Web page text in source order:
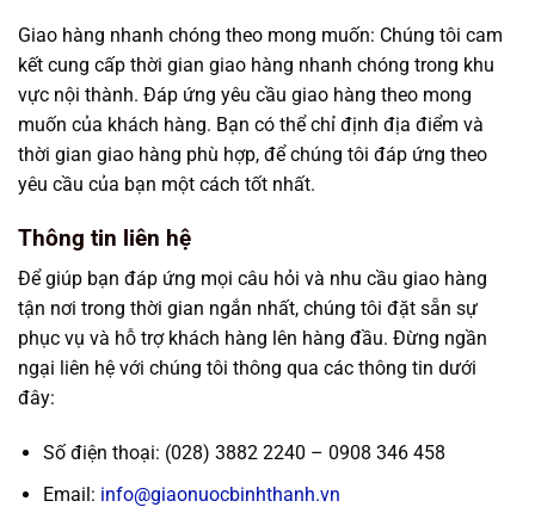
Giao hàng nhanh chóng theo mong muốn: Chúng tôi cam
kết cung cấp thời gian giao hàng nhanh chóng trong khu
vực nội thành. Đáp ứng yêu cầu giao hàng theo mong
muốn của khách hàng. Bạn có thể chỉ định địa điểm và
thời gian giao hàng phù hợp, để chúng tôi đáp ứng theo
yêu cầu của bạn một cách tốt nhất.
Thông tin liên hệ
Để giúp bạn đáp ứng mọi câu hỏi và nhu cầu giao hàng
tận nơi trong thời gian ngắn nhất, chúng tôi đặt sẵn sự
phục vụ và hỗ trợ khách hàng lên hàng đầu. Đừng ngần
ngại liên hệ với chúng tôi thông qua các thông tin dưới
đây:
Số điện thoại: (028) 3882 2240 – 0908 346 458
Email: info@giaonuocbinhthanh.vn